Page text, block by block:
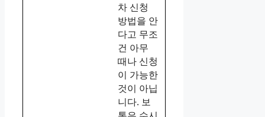
차 신청
방법을 안
다고 무조
건 아무
때나 신청
이 가능한
것이 아닙
니다. 보